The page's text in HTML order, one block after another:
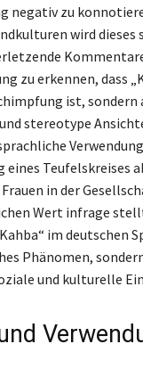
negativ zu
wird dieses
zu erkennen, dass
ist,
stereotype
Teufelskreises
Frauen in der
Wert infrage
im deutschen
Phänomen,
und kulturelle